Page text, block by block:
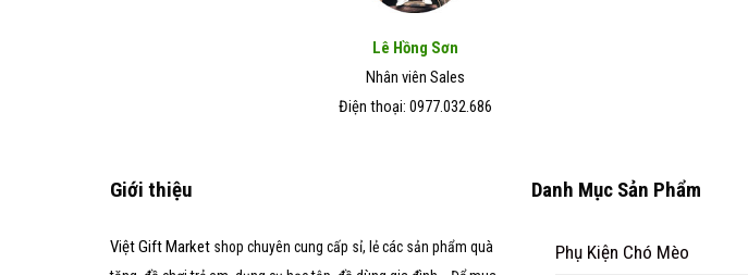
Lê Hồng Sơn
Nhân viên Sales
Điện thoại: 0977.032.686
Giới thiệu
Việt Gift Marketshop chuyên cung cấp sỉ, lẻ các sản phẩm quà
Danh Mục Sản Phẩm
Phụ Kiện Chó Mèo